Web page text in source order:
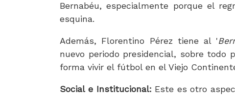
Bernabéu, especialmente porque el
esquina.
Además, Florentino Pérez tiene al '
nuevo periodo presidencial, sobre
forma vivir el fútbol en el Viejo
Social e Institucional: Este es otro